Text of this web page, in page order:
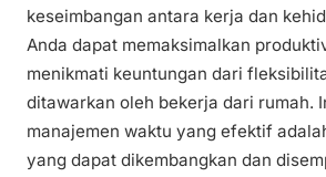
keseimbangan antara kerja dan
Anda dapat memaksimalkan
menikmati keuntungan dari
ditawarkan oleh bekerja dari rumah.
manajemen waktu yang efektif
yang dapat dikembangkan dan